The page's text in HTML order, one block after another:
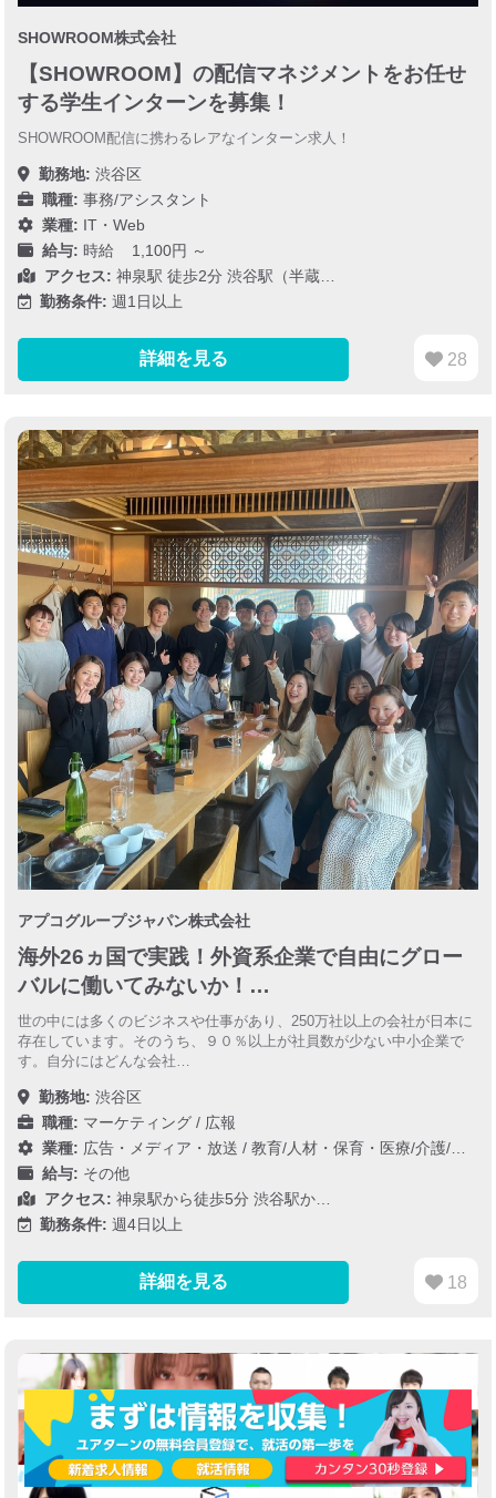
SHOWROOM株式会社
【SHOWROOM】の配信マネジメントをお任せ
する学生インターンを募集！
SHOWROOM配信に携わるレアなインターン求人！
勤務地: 渋谷区
職種: 事務/アシスタント
業種: IT・Web
給与: 時給 1,100円 ～
アクセス: 神泉駅 徒歩2分 渋谷駅（半蔵…
勤務条件: 週1日以上
詳細を見る 28
アプコグループジャパン株式会社
海外26ヵ国で実践！外資系企業で自由にグロー
バルに働いてみないか！…
世の中には多くのビジネスや仕事があり、250万社以上の会社が日本に
存在しています。そのうち、９０％以上が社員数が少ない中小企業で
す。自分にはどんな会社…
勤務地: 渋谷区
職種: マーケティング / 広報
業種: 広告・メディア・放送 /教育/人材・保育・医療/介護/福祉
給与: その他
アクセス: 神泉駅から徒歩5分 渋谷駅か…
勤務条件: 週4日以上
詳細を見る 18